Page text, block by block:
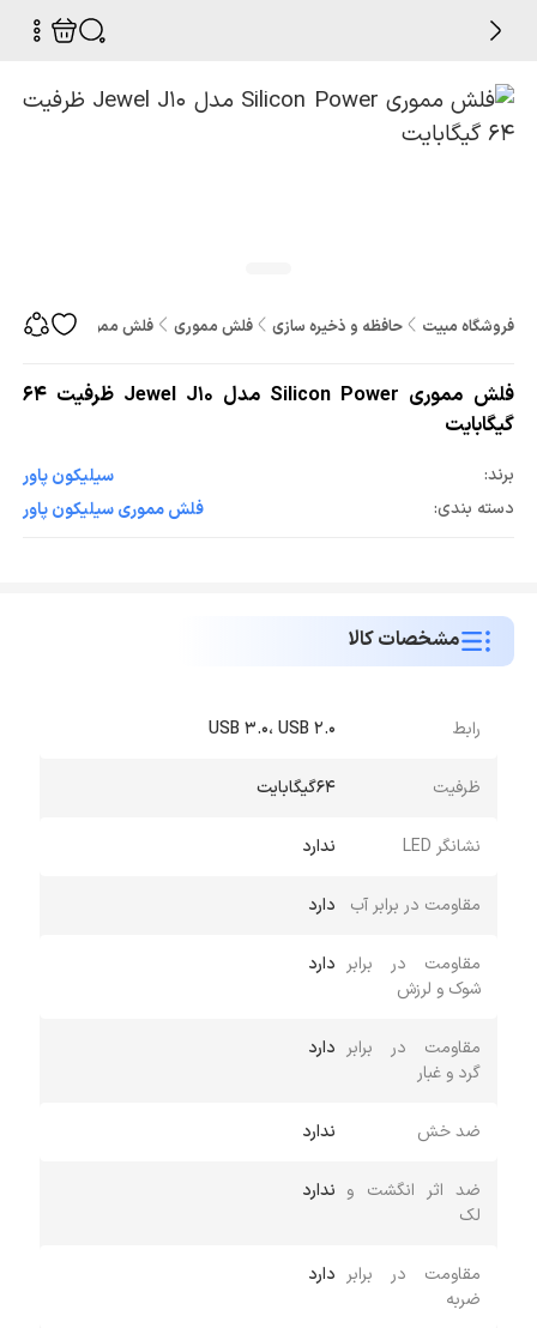
فروشگاه مبیت حافظه و ذخیره سازی فلش مموری فلش مموری Silicon Power مدل Jewel J10 ظرفیت 64 گیگابایت
فلش مموری Silicon Power مدل Jewel J10 ظرفیت 64
گیگابایت
برند:
سيليکون پاور
دسته بندی:
فلش مموری سيليکون پاور
مشخصات کالا
رابط USB 3.0، USB 2.0
ظرفیت 64گیگابایت
نشانگر LED ندارد
مقاومت در برابر آب دارد
مقاومت در برابر
شوک و لرزش
دارد
مقاومت در برابر
گرد و غبار
دارد
ضد خش ندارد
ضد اثر انگشت و
لک
ندارد
مقاومت در برابر
ضربه
دارد